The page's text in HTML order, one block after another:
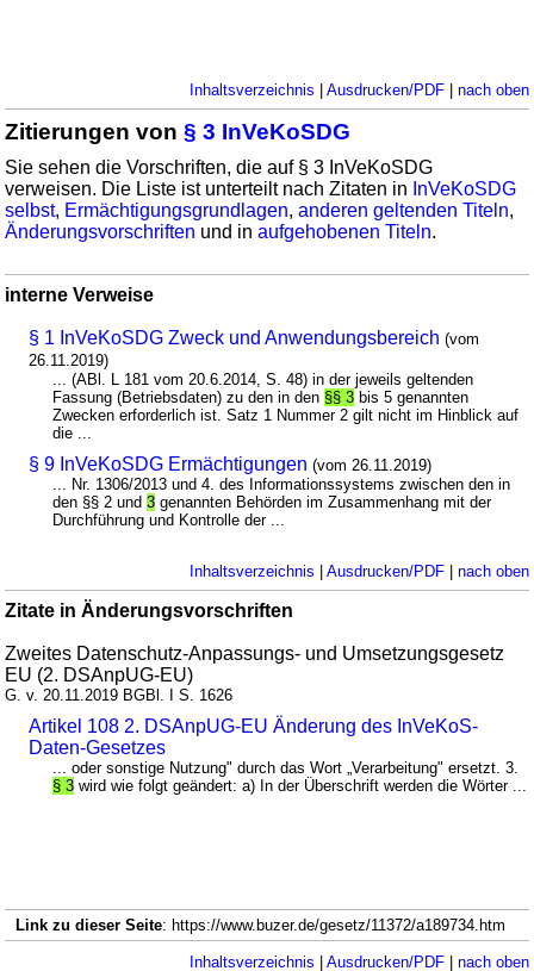
Inhaltsverzeichnis Ausdrucken/PDF| nach oben
Zitierungen von§ 3 InVeKoSDG
Sie sehen die Vorschriften, die auf § 3 InVeKoSDG
verweisen. Die Liste ist unterteilt nach Zitaten in InVeKoSDG
selbst, Ermächtigungsgrundlagen,anderen geltenden Titeln,
Änderungsvorschriften und inaufgehobenen Titeln.
interne Verweise
§ 1 InVeKoSDG Zweck und Anwendungsbereich (vom
26.11.2019)
... (ABl. L 181 vom 20.6.2014, S. 48) in der jeweils geltenden
Fassung (Betriebsdaten) zu den in den §§ 3 bis 5 genannten
Zwecken erforderlich ist. Satz 1 Nummer 2 gilt nicht im Hinblick auf
die ...
§ 9 InVeKoSDG Ermächtigungen (vom 26.11.2019)
... Nr. 1306/2013 und 4. des Informationssystems zwischen den in
den §§ 2 und3 genannten Behörden im Zusammenhang mit der
Durchführung und Kontrolle der ...
Inhaltsverzeichnis Ausdrucken/PDF| nach oben
Zitate in Änderungsvorschriften
Zweites Datenschutz-Anpassungs- und Umsetzungsgesetz
EU (2. DSAnpUG-EU)
G. v. 20.11.2019 BGBl. I S. 1626
Artikel 108 2. DSAnpUG-EU Änderung des InVeKoS-
Daten-Gesetzes
... oder sonstige Nutzung" durch das Wort „Verarbeitung" ersetzt. 3.
§ 3 wird wie folgt geändert: a) In der Überschrift werden die Wörter ...
Link zu dieser Seite: https://www.buzer.de/gesetz/11372/a189734.htm
Inhaltsverzeichnis Ausdrucken/PDF| nach oben